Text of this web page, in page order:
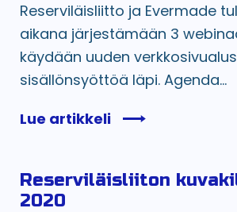
Reserviläisliitto ja Evermade
aikana järjestämään 3
käydään uuden
sisällönsyöttöä läpi. Agenda...
Lue artikkeli
Reserviläisliiton
2020